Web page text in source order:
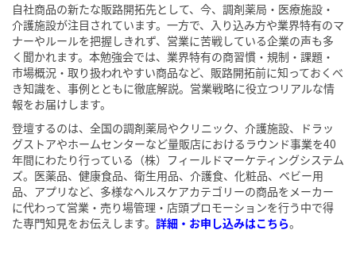
自社商品の新たな販路開拓先として、今、調剤薬局・医療施設・
介護施設が注目されています。一方で、入り込み方や業界特有のマ
ナーやルールを把握しきれず、営業に苦戦している企業の声も多
く聞かれます。本勉強会では、業界特有の商習慣・規制・課題・
市場概況・取り扱われやすい商品など、販路開拓前に知っておくべ
き知識を、事例とともに徹底解説。営業戦略に役立つリアルな情
報をお届けします。
登壇するのは、全国の調剤薬局やクリニック、介護施設、ドラッ
グストアやホームセンターなど量販店におけるラウンド事業を40
年間にわたり行っている（株）フィールドマーケティングシステム
ズ。医薬品、健康食品、衛生用品、介護食、化粧品、ベビー用
品、アプリなど、多様なヘルスケアカテゴリーの商品をメーカー
に代わって営業・売り場管理・店頭プロモーションを行う中で得
た専門知見をお伝えします。 詳細・お申し込みはこちら。